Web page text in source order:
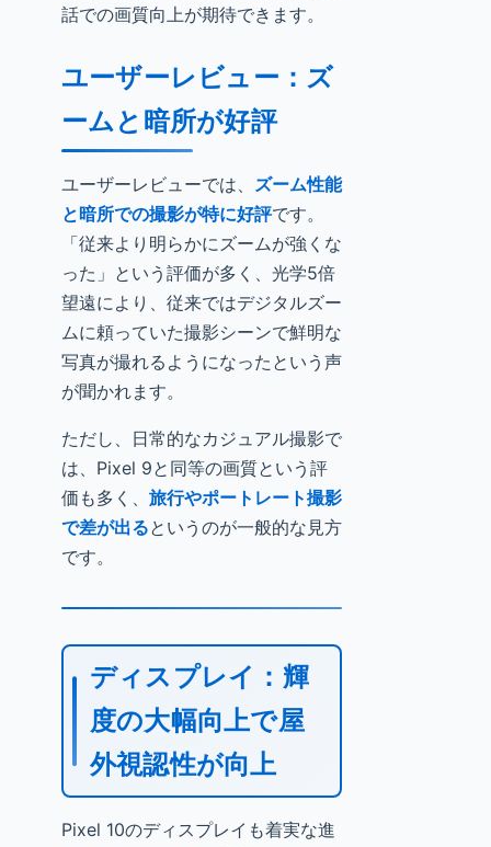
話での画質向上が期待できます。
ユーザーレビュー：ズ
ームと暗所が好評
ユーザーレビューでは、 ズーム性能
と暗所での撮影が特に好評です。
「従来より明らかにズームが強くな
った」という評価が多く、光学5倍
望遠により、従来ではデジタルズー
ムに頼っていた撮影シーンで鮮明な
写真が撮れるようになったという声
が聞かれます。
ただし、日常的なカジュアル撮影で
は、Pixel 9と同等の画質という評
価も多く、 旅行やポートレート撮影
で差が出るというのが一般的な見方
です。
ディスプレイ：輝
度の大幅向上で屋
外視認性が向上
Pixel 10のディスプレイも着実な進